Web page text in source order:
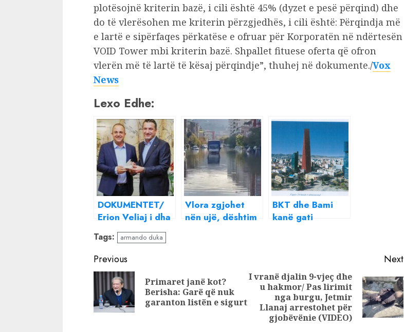
plotësojnë kriterin bazë, i cili është 45% (dyzet e pesë përqind) dhe
do të vlerësohen me kriterin përzgjedhës, i cili është: Përqindja më
e lartë e sipërfaqes përkatëse e ofruar për Korporatën në ndërtesën
VOID Tower mbi kriterin bazë. Shpallet fituese oferta që ofron
vlerën më të lartë të kësaj përqindje”, thuhej në dokumente./Vox
News
Lexo Edhe:
DOKUMENTET/
Erion Veliaj i dha
qindra miliona
lekë Ardit
Gjebreas,
prezantuesi e
mbrojti publikisht
Vlora zgjohet
nën ujë, dështim
BKT dhe Bami
kanë gati
Erdoganit i futen
me “yxhym”
kullave
Tags: armando duka
Continue
Reading
Previous
Previous
post:
Primaret janë kot?
Berisha: Garë që nuk
garanton listën e sigurt
Next
Next
post:
I vranë djalin 9-vjeç dhe
u hakmor/ Pas lirimit
nga burgu, Jetmir
Llanaj arrestohet për
gjobëvënie (VIDEO)